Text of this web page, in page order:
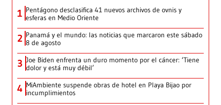
1 Pentágono desclasifica 41 nuevos archivos de ovnis y
esferas en Medio Oriente
2 Panamá y el mundo: las noticias que marcaron este sábado
8 de agosto
3 Joe Biden enfrenta un duro momento por el cáncer: ‘Tiene
dolor y está muy débil’
4 MiAmbiente suspende obras de hotel en Playa Bijao por
incumplimientos